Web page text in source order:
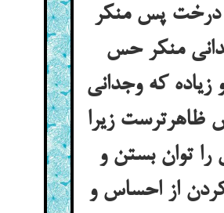
پس منکر
منکر حس
زیاده که وجدانی
ظاهرترست زیرا
توان بستن و
از احساس و